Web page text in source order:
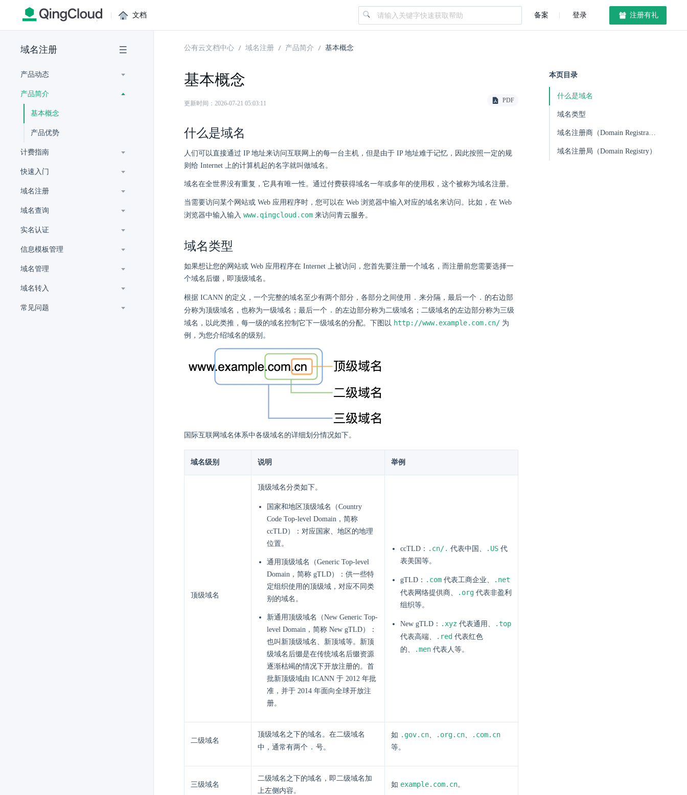
| 文档 备案 登录 注册有礼
域名注册
产品动态
产品简介
基本概念
产品优势
计费指南
快速入门
域名注册
域名查询
实名认证
信息模板管理
域名管理
域名转入
常见问题
公有云文档中心 域名注册 产品简介 基本概念
基本概念
更新时间：2026-07-21 05:03:11 PDF
什么是域名
人们可以直接通过 IP 地址来访问互联网上的每一台主机，但是由于 IP 地址难于记忆，因此按照一定的规
则给 Internet 上的计算机起的名字就叫做域名。
域名在全世界没有重复，它具有唯一性。通过付费获得域名一年或多年的使用权，这个被称为域名注册。
当需要访问某个网站或 Web 应用程序时，您可以在 Web 浏览器中输入对应的域名来访问。比如，在 Web
浏览器中输入输入 www.qingcloud.com 来访问青云服务。
域名类型
如果想让您的网站或 Web 应用程序在 Internet 上被访问，您首先要注册一个域名，而注册前您需要选择一
个域名后缀，即顶级域名。
根据 ICANN 的定义，一个完整的域名至少有两个部分，各部分之间使用 . 来分隔，最后一个 . 的右边部
分称为顶级域名，也称为一级域名；最后一个 . 的左边部分称为二级域名；二级域名的左边部分称为三级
域名，以此类推，每一级的域名控制它下一级域名的分配。下图以 http://www.example.com.cn/ 为
例，为您介绍域名的级别。
国际互联网域名体系中各级域名的详细划分情况如下。
域名级别 说明 举例
顶级域名
顶级域名分类如下。
国家和地区顶级域名（Country
Code Top-level Domain，简称
ccTLD）：对应国家、地区的地理
位置。
通用顶级域名（Generic Top-level
Domain，简称 gTLD）：供一些特
定组织使用的顶级域，对应不同类
别的域名。
新通用顶级域名（New Generic Top-
level Domain，简称 New gTLD）：
也叫新顶级域名、新顶域等。新顶
级域名后缀是在传统域名后缀资源
逐渐枯竭的情况下开放注册的。首
批新顶级域由 ICANN 于 2012 年批
准，并于 2014 年面向全球开放注
册。
ccTLD： .cn/. 代表中国、 .US 代
表美国等。
gTLD： .com 代表工商企业、 .net
代表网络提供商、 .org 代表非盈利
组织等。
New gTLD： .xyz 代表通用、 .top
代表高端、 .red 代表红色
的、
.men 代表人等。
二级域名
顶级域名之下的域名。在二级域名
中，通常有两个 . 号。
如 .gov.cn、 .org.cn、 .com.cn
等。
三级域名
二级域名之下的域名，即二级域名加
上左侧内容。
如 example.com.cn。
本页目录
什么是域名
域名类型
域名注册商（Domain Registrar）
域名注册局（Domain Registry）